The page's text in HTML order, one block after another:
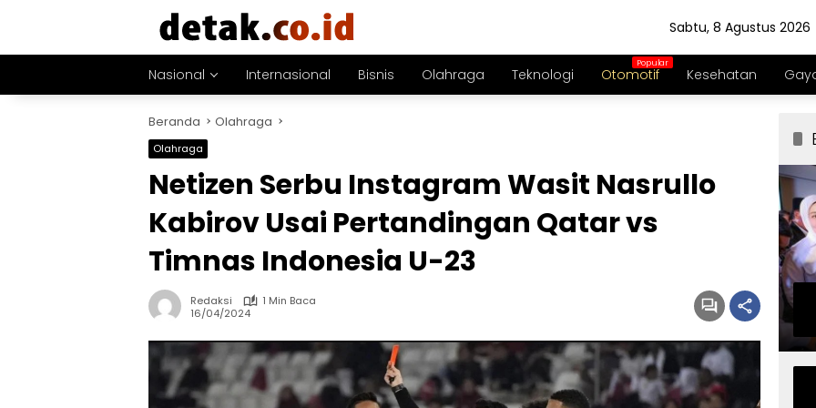
Sabtu, 8 Agustus 2026
Nasional Internasional Bisnis Olahraga Teknologi Otomotif Kesehatan
Beranda Olahraga
Olahraga
Netizen Serbu Instagram Wasit Nasrullo
Kabirov Usai Pertandingan Qatar vs
Timnas Indonesia U-23
Redaksi
1 Min Baca
16/04/2024